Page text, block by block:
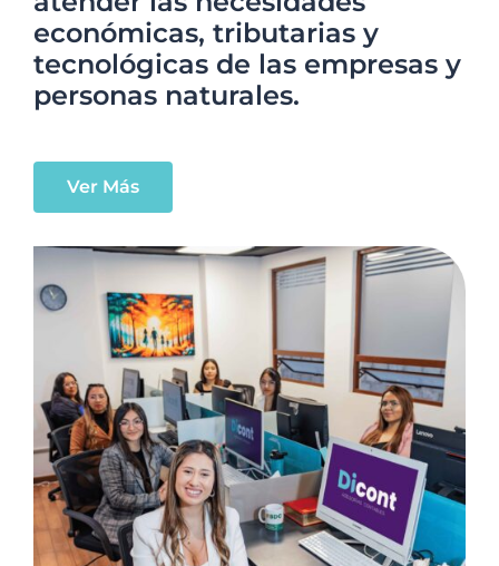
económicas, tributarias y
tecnológicas de las empresas y
personas naturales.
Ver Más